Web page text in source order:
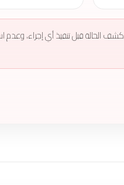
كشفالحالة قبل تنفيذ أي إجراء،